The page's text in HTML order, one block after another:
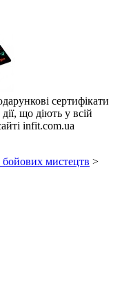
сертифікати
що діють у всій
infit.com.ua
бойових мистецтв >